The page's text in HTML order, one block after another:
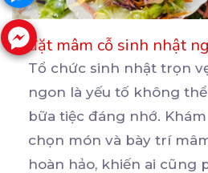
đặt mâm cỗ sinh nhật
Tổ chức sinh nhật trọn
ngon là yếu tố không
bữa tiệc đáng nhớ.
chọn món và bày trí
hoàn hảo, khiến ai cũng